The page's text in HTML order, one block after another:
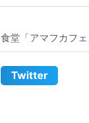
Twitter